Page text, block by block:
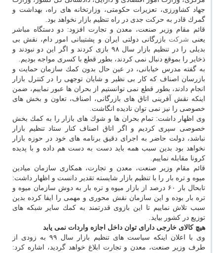
جهاد كشاورزی، تعزیرات حكومتی، وزارتخانه های راه، بهداشت و
گمرك قادر به حركت جدی در راه تنظیم بازار نخواهد بود.
قائم مقام وزیر صنعت، معدن و تجارت افزود: دو دستگاه مباشر
یعنی شركت بازرگانی دولتی ایران و پشتیبانی امور دام، نقش بی
بدیلی را در تنظیم بازار سال ۹۸ بازی كردند و اگر این دو نبودند و
ذخایر را بموقع دنبال نمی كردند، بطور قطع با كسری مواجه بودیم.
به گفته مدرس خیابانی، در عین حال بدون كمك سازمان حمایت و
بازرسان اصناف كه كار بی نظیر و شایان توجهی را در كنترل بازار
انجام دادند، بطور قطع نمی توانستیم از بحران ها عبور نماییم، ضمن
اینكه نقش آفرینی اتاق های بازرگانی، اصناف، تعاون و بخش های
خصوصی را نیز نمی توان نادیده انگاشت.
وی اظهار داشت: تمام بحران ها و شوك های بازار را به كمك بخش
خصوصی سپری كردیم و اگر اتاق اصناف كنار ستاد تنظیم بازار
نباشد، دولت حاضر به اجرای دقیق برنامه های خود در حوزه بازار
نخواهد بود بدین سبب همه باید دست به دست هم داده و با پدیده
كرونا مقابله نماییم.
قائم مقام وزیر صنعت، معدن و تجارت، همكاری سازمان میادین
میوه و تره بار را با تنظیم بازار شایسته تقدیر دانست و اظهار داشت:
تابحال بار ۶۰ درصد از بازار میوه و تره بار به دوش سازمان میوه و
تره بار بوده و این سازمان نقش محوری و مهمی را ایفا كرده بدین
سبب تلاش نماییم تا این بازوی قدرتمند به كمك سایر شبكه های
توزیع در كشور بیاید.
هیچ كالای خارجی دارای توان داخل اجازه واردات نمی یابد
وی با اعلان اینكه سیاست های تنظیم بازار سال ۹۹ به زودی از
طرف وزیر صنعت، معدن و تجارت ابلاغ خواهد گردید، اشاره كرد: